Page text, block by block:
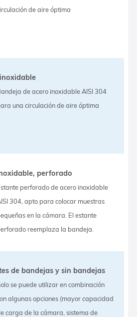
de aire óptima
de acero inoxidable AISI 304
una circulación de aire óptima
perforado
perforado de acero inoxidable
304, apto para colocar muestras
en la cámara. El estante
reemplaza la bandeja.
de bandejas y sin bandejas
se puede utilizar en combinación
algunas opciones (mayor capacidad
carga de la cámara, sistema de